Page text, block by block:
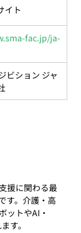
イト
fac.jp/ja-
ビション ジャ
援に関わる最
す。介護・高
ットやAI・
す。